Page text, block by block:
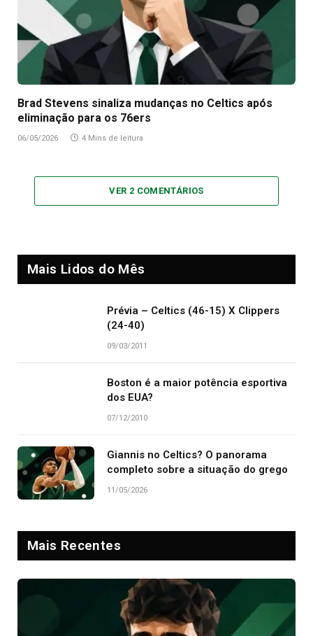
Brad Stevens sinaliza mudanças no Celtics após
eliminação para os 76ers
06/05/2026 4 Mins de leitura
VER 2 COMENTÁRIOS
Mais Lidos do Mês
Prévia – Celtics (46-15) X Clippers
(24-40)
09/03/2011
Boston é a maior potência esportiva
dos EUA?
07/12/2010
Giannis no Celtics? O panorama
completo sobre a situação do grego
11/05/2026
Mais Recentes